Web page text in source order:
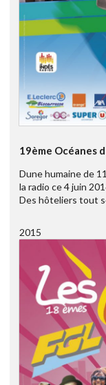
19ème Océanes
Dune humaine de
la radio ce 4 juin
Des hôteliers tout
2015